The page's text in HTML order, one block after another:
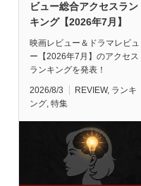
ビュー総合アクセスラン
キング【2026年7月】
映画レビュー＆ドラマレビュ
ー【2026年7月】のアクセス
ランキングを発表！
2026/8/3 REVIEW, ランキ
ング, 特集